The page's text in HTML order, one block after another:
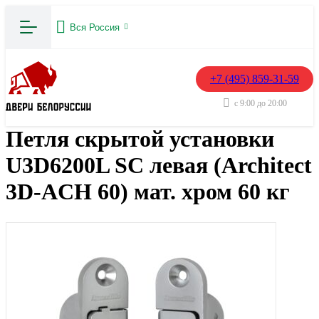
Вся Россия
+7 (495) 859-31-59
с 9:00 до 20:00
Петля скрытой установки
U3D6200L SC левая (Architect
3D-ACH 60) мат. хром 60 кг